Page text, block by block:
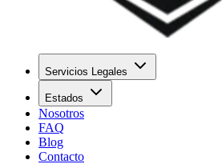
Servicios Legales
Estados
Nosotros
FAQ
Blog
Contacto